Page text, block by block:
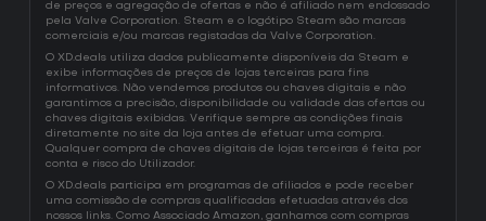
de preços e agregação de ofertas e não é afiliado nem endossado
pela Valve Corporation. Steam e o logótipo Steam são marcas
comerciais e/ou marcas registadas da Valve Corporation.
O XD.deals utiliza dados publicamente disponíveis da Steam e
exibe informações de preços de lojas terceiras para fins
informativos. Não vendemos produtos ou chaves digitais e não
garantimos a precisão, disponibilidade ou validade das ofertas ou
chaves digitais exibidas. Verifique sempre as condições finais
diretamente no site da loja antes de efetuar uma compra.
Qualquer compra de chaves digitais de lojas terceiras é feita por
conta e risco do Utilizador.
O XD.deals participa em programas de afiliados e pode receber
uma comissão de compras qualificadas efetuadas através dos
nossos links. Como Associado Amazon, ganhamos com compras